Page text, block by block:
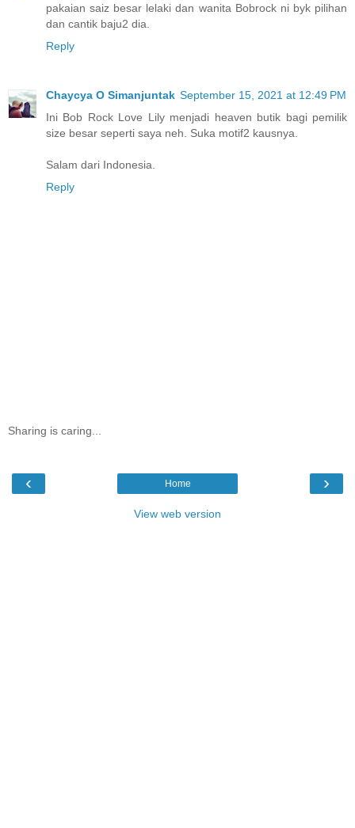
pakaian saiz besar lelaki dan wanita Bobrock ni byk pilihan
dan cantik baju2 dia.
Reply
Chaycya O Simanjuntak September 15, 2021 at 12:49 PM
Ini Bob Rock Love Lily menjadi heaven butik bagi pemilik
size besar seperti saya neh. Suka motif2 kausnya.
Salam dari Indonesia.
Reply
Sharing is caring...
‹ ›
Home
View web version